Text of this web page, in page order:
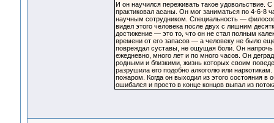
И он научился переживать такое
практиковал асаны. Он мог заниматься по 4-6-8
научным сотрудником. Специальность —
видел этого человека после двух с лишним
достижение — это то, что он не стал полным
времени от его запасов — а человеку не было
повреждал суставы, не ощущая боли. Он напрочь
ежедневно, много лет и по много часов. Он
родными и близкими, жизнь которых своим
разрушила его подобно алкоголю или
пожаром. Когда он выходил из этого состояния
ошибался и просто в конце концов выпал из